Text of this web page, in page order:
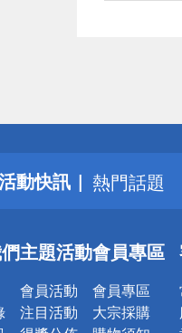
動快訊
詐騙網頁
得獎公告
熱門話題
銀行優惠
詐騙網頁
主題活動
會員活動
注目活動
會員專區
會員專區
大宗採購